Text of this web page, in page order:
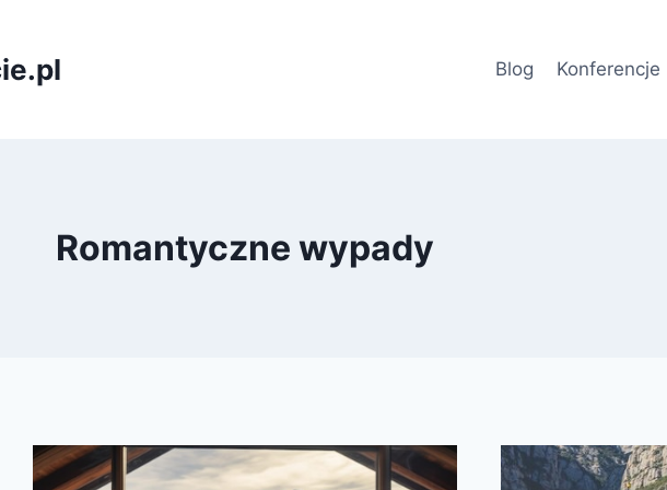
Blog Konferencje
Romantyczne wypady